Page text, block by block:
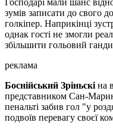
Господарі мали шанс
зумів записати до свого
голкіпер. Наприкінці
однак гості не змогли
збільшити гольовий
реклама
Боснійський Зріньскіна
представником Сан-
пенальті забив гол "у
подвоїв перевагу своєї